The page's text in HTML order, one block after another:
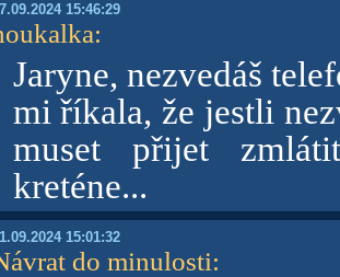
15:46:29
:
Jaryne, nezvedáš
mi říkala, že jestli
muset přijet
kreténe...
15:01:32
do minulosti: